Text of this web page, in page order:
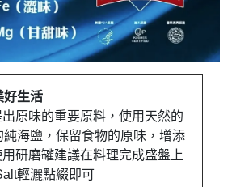
好生活
原味的重要原料，使用天然的
純海鹽，保留食物的原味，增添
研磨罐建議在料理完成盛盤上
輕灑點綴即可